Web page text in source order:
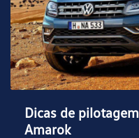
Dicas de
Amarok